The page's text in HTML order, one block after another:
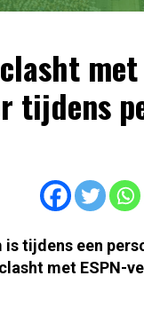
met
tijdens
is tijdens een
met ESPN-